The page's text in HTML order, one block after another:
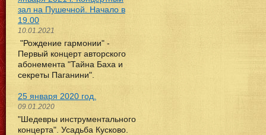
зал на Пушечной. Начало в
19.00
10.01.2021
"Рождение гармонии" -
Первый концерт авторского
абонемента "Тайна Баха и
секреты Паганини".
25 января 2020 год.
09.01.2020
"Шедевры инструментального
концерта". Усадьба Кусково.